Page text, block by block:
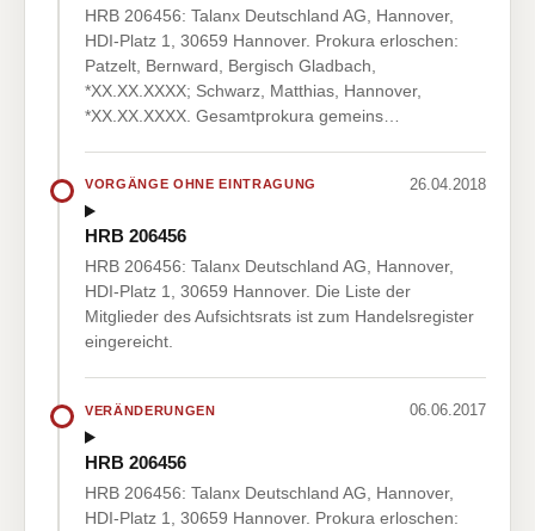
HRB 206456: Talanx Deutschland AG, Hannover,
HDI-Platz 1, 30659 Hannover. Prokura erloschen:
Patzelt, Bernward, Bergisch Gladbach,
*XX.XX.XXXX; Schwarz, Matthias, Hannover,
*XX.XX.XXXX. Gesamtprokura gemeins…
VORGÄNGE OHNE EINTRAGUNG 26.04.2018
HRB 206456
HRB 206456: Talanx Deutschland AG, Hannover,
HDI-Platz 1, 30659 Hannover. Die Liste der
Mitglieder des Aufsichtsrats ist zum Handelsregister
eingereicht.
VERÄNDERUNGEN 06.06.2017
HRB 206456
HRB 206456: Talanx Deutschland AG, Hannover,
HDI-Platz 1, 30659 Hannover. Prokura erloschen: